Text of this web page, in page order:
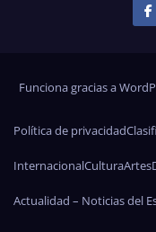
Funciona gracias a
Política de privacidad
InternacionalCulturaArtes
Actualidad – Noticias del